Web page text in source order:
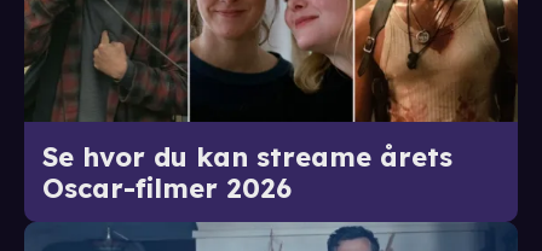
Se hvor du kan streame årets
Oscar-filmer 2026